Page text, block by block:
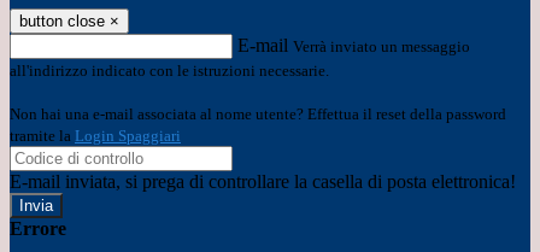
button close ×
E-mail Verrà inviato un messaggio
all'indirizzo indicato con le istruzioni necessarie.
Non hai una e-mail associata al nome utente? Effettua il reset della password
tramite la Login Spaggiari
E-mail inviata, si prega di controllare la casella di posta elettronica!
Errore